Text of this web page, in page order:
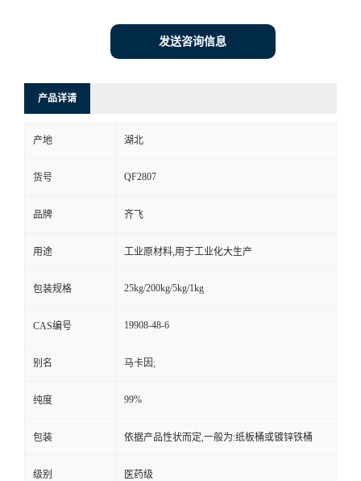
发送咨询信息
产品详请
产地 湖北
货号 QF2807
品牌 齐飞
用途 工业原材料,用于工业化大生产
包装规格 25kg/200kg/5kg/1kg
CAS编号 19908-48-6
别名 马卡因;
纯度 99%
包装 依据产品性状而定,一般为:纸板桶或镀锌铁桶
级别 医药级